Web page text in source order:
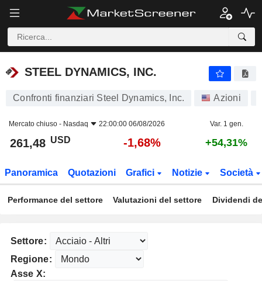
STEEL DYNAMICS, INC.
STEEL DYNAMICS, INC.
Confronti finanziari Steel Dynamics, Inc. Azioni
Mercato chiuso - Nasdaq 22:00:00 06/08/2026 Var. 1 gen.
261,48 USD -1,68% +54,31%
Panoramica Quotazioni Grafici Notizie Società
Performance del settore Valutazioni del settore Dividendi
Settore:
Regione:
Asse X: